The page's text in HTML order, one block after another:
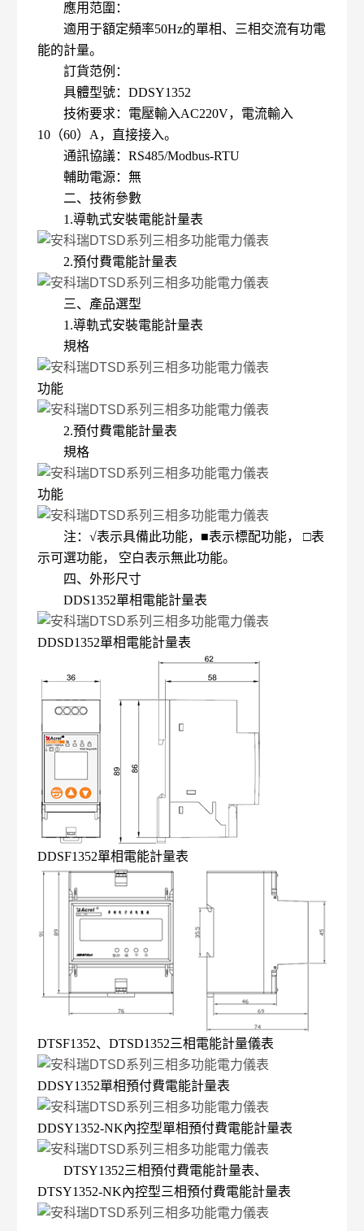
應用范圍：
適用于額定頻率50Hz的單相、三相交流有功電
能的計量。
訂貨范例：
具體型號：DDSY1352
技術要求：電壓輸入AC220V，電流輸入
10（60）A，直接接入。
通訊協議：RS485/Modbus-RTU
輔助電源：無
二、技術參數
1.導軌式安裝電能計量表
2.預付費電能計量表
三、產品選型
1.導軌式安裝電能計量表
規格
功能
2.預付費電能計量表
規格
功能
注：√表示具備此功能，■表示標配功能， □表
示可選功能， 空白表示無此功能。
四、外形尺寸
DDS1352單相電能計量表
DDSD1352單相電能計量表
DDSF1352單相電能計量表
DTSF1352、DTSD1352三相電能計量儀表
DDSY1352單相預付費電能計量表
DDSY1352-NK內控型單相預付費電能計量表
DTSY1352三相預付費電能計量表、
DTSY1352-NK內控型三相預付費電能計量表